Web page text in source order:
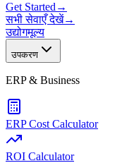
Get Started →
सभी सेवाएँ देखें→
उद्योगमूल्य
उपकरण
ERP & Business
ERP Cost Calculator
ROI Calculator